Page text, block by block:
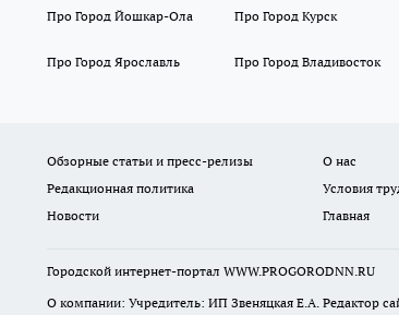
Про Город Йошкар-Ола Про Город Курск
Про Город Ярославль Про Город Владивосток
Обзорные статьи и пресс-релизы О нас
Редакционная политика
Условия
Новости
Главная
Городской интернет-портал WWW.PROGORODNN.RU
О компании: Учредитель: ИП Звеняцкая Е.А. Редактор